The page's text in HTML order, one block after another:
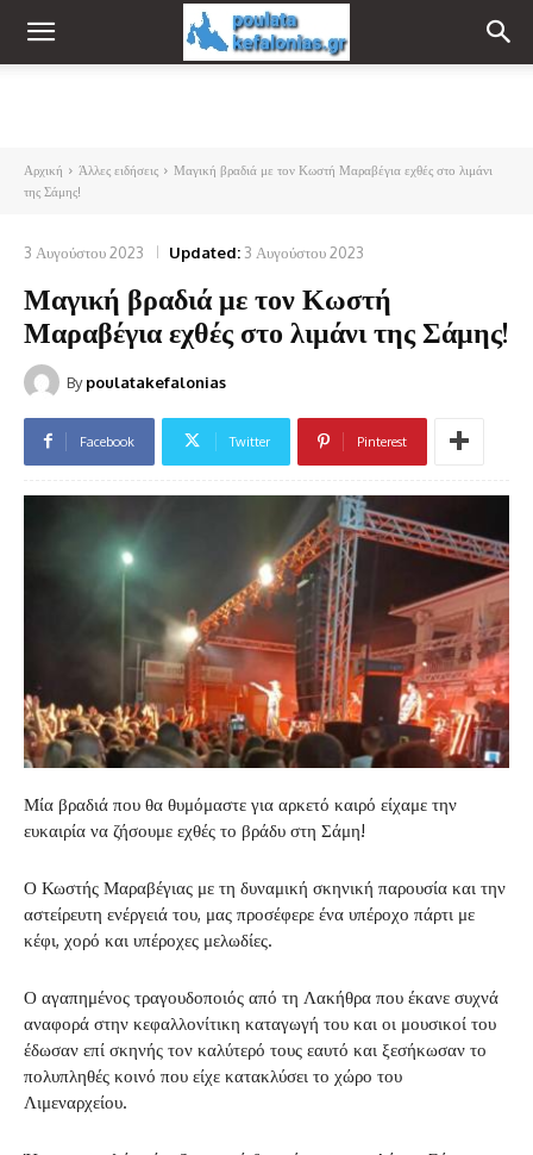
Αρχική Άλλες ειδήσεις
Μαγική βραδιά με τον Κωστή Μαραβέγια εχθές στο λιμάνι
της Σάμης!
3 Αυγούστου 2023 Updated: 3 Αυγούστου 2023
Μαγική βραδιά με τον Κωστή
Μαραβέγια εχθές στο λιμάνι της Σάμης!
By poulatakefalonias
Facebook Twitter Pinterest
Μία βραδιά που θα θυμόμαστε για αρκετό καιρό είχαμε την
ευκαιρία να ζήσουμε εχθές το βράδυ στη Σάμη!
Ο Κωστής Μαραβέγιας με τη δυναμική σκηνική παρουσία και την
αστείρευτη ενέργειά του, μας προσέφερε ένα υπέροχο πάρτι με
κέφι, χορό και υπέροχες μελωδίες.
Ο αγαπημένος τραγουδοποιός από τη Λακήθρα που έκανε συχνά
αναφορά στην κεφαλλονίτικη καταγωγή του και οι μουσικοί του
έδωσαν επί σκηνής τον καλύτερό τους εαυτό και ξεσήκωσαν το
πολυπληθές κοινό που είχε κατακλύσει το χώρο του
Λιμεναρχείου.